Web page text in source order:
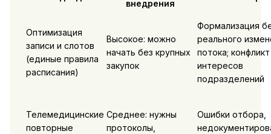
внедрения
Оптимизация
записи и слотов
(единые правила
расписания)
Высокое: можно
начать без крупных
закупок
Формализация
реального
потока; конфликт
интересов
подразделений
Телемедицинские
повторные
Среднее: нужны
протоколы,
Ошибки отбора,